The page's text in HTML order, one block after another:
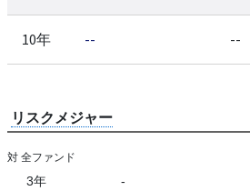
10年 -- --
リスクメジャー
対 全ファンド
3年 -